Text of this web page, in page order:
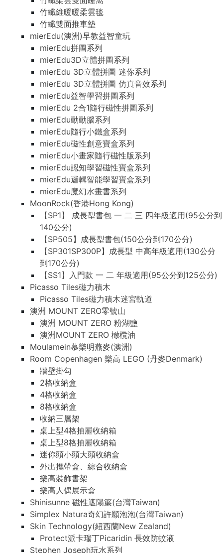
竹纖維暖暖柔雲毯
竹纖雙面推車墊
mierEdu(澳洲)早教益智童玩
mierEdu拼圖系列
mierEdu3D立體拼圖系列
mierEdu 3D立體拼圖 迷你系列
mierEdu 3D立體拼圖 仿真音效系列
mierEdu益智學習拼圖系列
mierEdu 2合1隨行磁性拼圖系列
mierEdu動動腦系列
mierEdu隨行小鐵盒系列
mierEdu磁性創意寶盒系列
mierEdu小畫家隨行磁性版系列
mierEdu認知學習磁性寶盒系列
mierEdu邏輯智能學習寶盒系列
mierEdu魔幻水畫書系列
MoonRock(香港Hong Kong)
【SP1】 成長型書包 一 二 三 四年級適用(95公分到
140公分)
【SP505】成長型書包(150公分到170公分)
【SP301SP300P】成長型 中高年級適用(130公分
到170公分)
【SS1】入門款 一 二 年級適用(95公分到125公分)
Picasso Tiles磁力積木
Picasso Tiles磁力積木迷宮軌道
澳洲 MOUNT ZERO零號山
澳洲 MOUNT ZERO 粉湖鹽
澳洲MOUNT ZERO 橄欖油
Moulamein慕樂明燕麥(澳洲)
Room Copenhagen 樂高 LEGO (丹麥Denmark)
牆壁掛勾
2格收納盒
4格收納盒
8格收納盒
收納三層架
桌上型4格抽屜收納箱
桌上型8格抽屜收納箱
迷你頭小頭大頭收納盒
外出攜帶盒、綜合收納盒
樂高裝飾書架
樂高人偶展示盒
Shinisunne 磁性遮陽簾(台灣Taiwan)
Simplex Natura奇幻許願泡泡(台灣Taiwan)
Skin Technology(紐西蘭New Zealand)
Protect派卡瑞丁Picaridin 長效防蚊液
Stephen Joseph玩水系列